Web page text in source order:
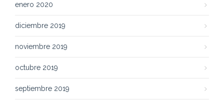
enero 2020
diciembre 2019
noviembre 2019
octubre 2019
septiembre 2019